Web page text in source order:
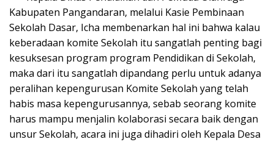
Kabupaten Pangandaran, melalui Kasie Pembinaan
Sekolah Dasar, Icha membenarkan hal ini bahwa kalau
keberadaan komite Sekolah itu sangatlah penting bagi
kesuksesan program program Pendidikan di Sekolah,
maka dari itu sangatlah dipandang perlu untuk adanya
peralihan kepengurusan Komite Sekolah yang telah
habis masa kepengurusannya, sebab seorang komite
harus mampu menjalin kolaborasi secara baik dengan
unsur Sekolah, acara ini juga dihadiri oleh Kepala Desa